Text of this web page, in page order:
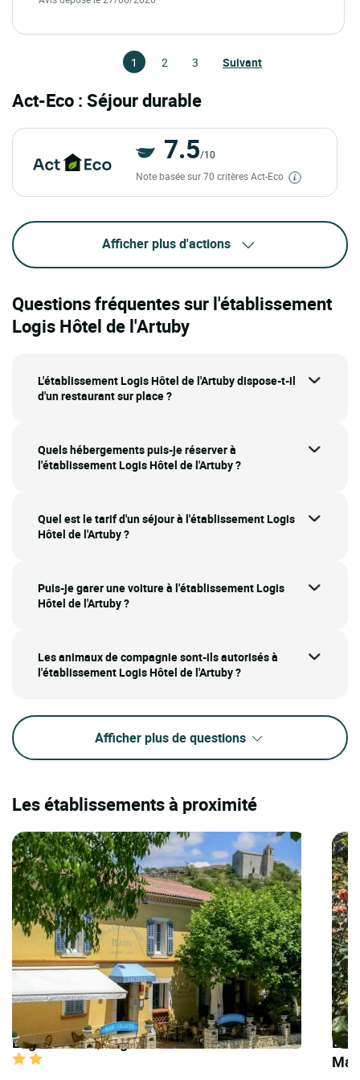
1 2 3 Suivant
Act-Eco : Séjour durable
7.5/10
Note basée sur 70 critères Act-Eco
Afficher plus d'actions
Questions fréquentes sur l'établissement
Logis Hôtel de l'Artuby
L'établissement Logis Hôtel de l'Artuby dispose-t-il
d'un restaurant sur place ?
Quels hébergements puis-je réserver à
l'établissement Logis Hôtel de l'Artuby ?
Quel est le tarif d'un séjour à l'établissement Logis
Hôtel de l'Artuby ?
Puis-je garer une voiture à l'établissement Logis
Hôtel de l'Artuby ?
Les animaux de compagnie sont-ils autorisés à
l'établissement Logis Hôtel de l'Artuby ?
Afficher plus de questions
Les établissements à proximité
Logis Hôtels | Logis Hôtel Grand Hôtel Bain